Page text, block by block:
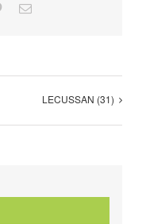
PinterestEmail
LECUSSAN (31)